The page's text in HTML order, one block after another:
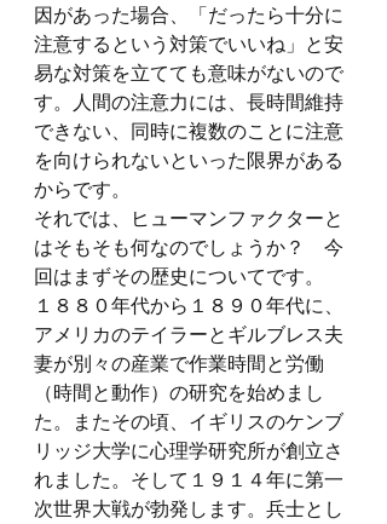
因があった場合、「だったら十分に
注意するという対策でいいね」と安
易な対策を立てても意味がないので
す。人間の注意力には、長時間維持
できない、同時に複数のことに注意
を向けられないといった限界がある
からです。
それでは、ヒューマンファクターと
はそもそも何なのでしょうか？　今
回はまずその歴史についてです。
１８８０年代から１８９０年代に、
アメリカのテイラーとギルブレス夫
妻が別々の産業で作業時間と労働
（時間と動作）の研究を始めまし
た。またその頃、イギリスのケンブ
リッジ大学に心理学研究所が創立さ
れました。そして１９１４年に第一
次世界大戦が勃発します。兵士とし